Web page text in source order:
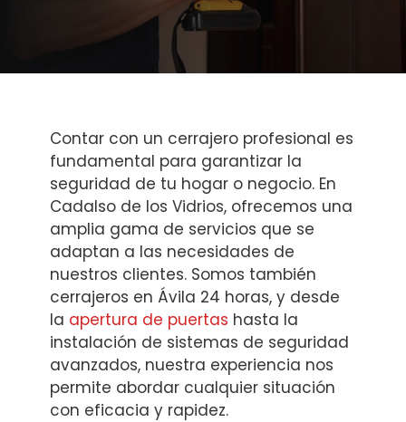
Contar con un cerrajero profesional es
fundamental para garantizar la
seguridad de tu hogar o negocio. En
Cadalso de los Vidrios, ofrecemos una
amplia gama de servicios que se
adaptan a las necesidades de
nuestros clientes. Somos también
cerrajeros en Ávila 24 horas, y desde
la apertura de puertas hasta la
instalación de sistemas de seguridad
avanzados, nuestra experiencia nos
permite abordar cualquier situación
con eficacia y rapidez.